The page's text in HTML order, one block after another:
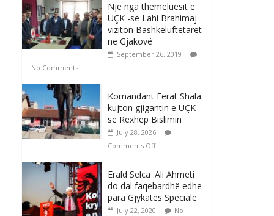
Një nga themeluesit e
UÇK -së Lahi Brahimaj
viziton Bashkëluftëtaret
në Gjakovë
September 26, 2019
No Comments
Komandant Ferat Shala
kujton gjigantin e UÇK
së Rexhep Bislimin
July 28, 2026
Comments Off
Erald Selca :Ali Ahmeti
do dal faqebardhë edhe
para Gjykates Speciale
July 22, 2020
No